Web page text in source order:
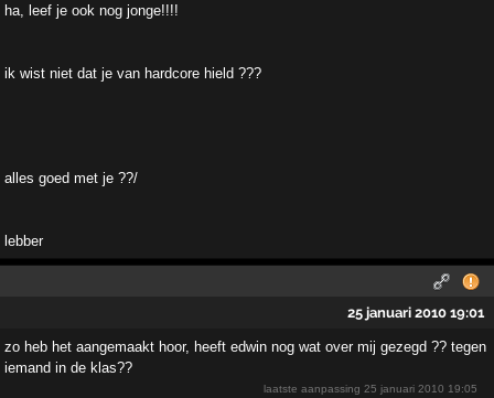
ha, leef je ook nog jonge!!!!
ik wist niet dat je van hardcore hield ???
alles goed met je ??/
lebber
25 januari 2010 19:01
zo heb het aangemaakt hoor, heeft edwin nog wat over mij gezegd ?? tegen
iemand in de klas??
laatste aanpassing25 januari 2010 19:05